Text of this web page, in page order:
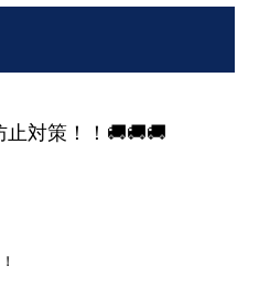
止対策！！🚚🚚🚚